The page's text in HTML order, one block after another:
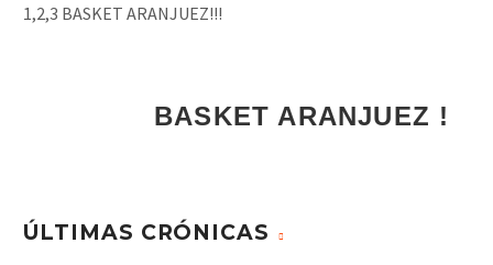
1,2,3 BASKET ARANJUEZ!!!
BASKET ARANJUEZ !!!
ÚLTIMAS CRÓNICAS